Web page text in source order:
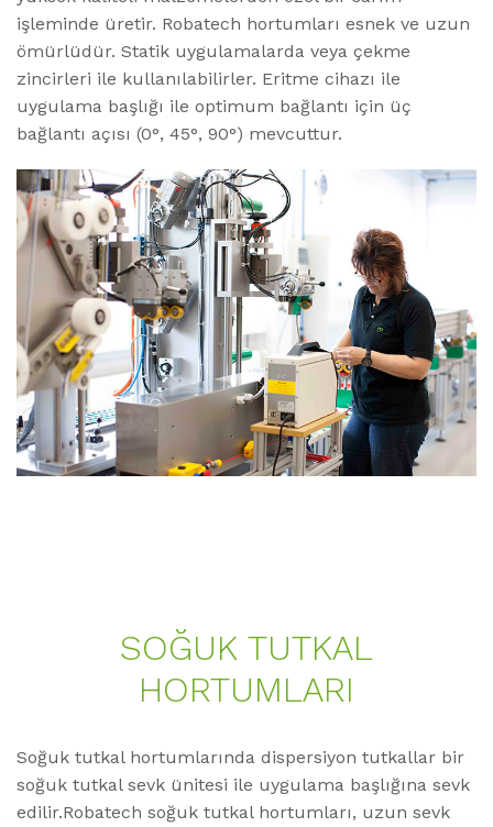
işleminde üretir. Robatech hortumları esnek ve uzun
ömürlüdür. Statik uygulamalarda veya çekme
zincirleri ile kullanılabilirler. Eritme cihazı ile
uygulama başlığı ile optimum bağlantı için üç
bağlantı açısı (0°, 45°, 90°) mevcuttur.
SOĞUK TUTKAL
HORTUMLARI
Soğuk tutkal hortumlarında dispersiyon tutkallar bir
soğuk tutkal sevk ünitesi ile uygulama başlığına sevk
edilir.Robatech soğuk tutkal hortumları, uzun sevk